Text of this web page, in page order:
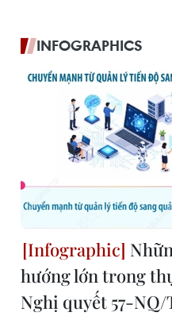
INFOGRAPHICS
hướng lớn trong
Nghị quyết 57-NQ/